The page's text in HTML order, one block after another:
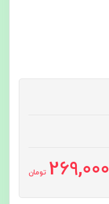
269,000 تومان